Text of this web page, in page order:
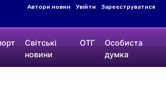
Автори новин Увійти Зареєструватися
Світські
новини
ОТГ
Особиста
думка